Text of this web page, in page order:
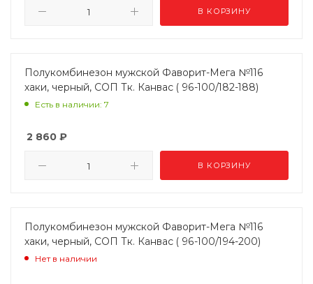
В КОРЗИНУ
Полукомбинезон мужской Фаворит-Мега №116
хаки, черный, СОП Тк. Канвас ( 96-100/182-188)
Есть в наличии: 7
2 860 ₽
В КОРЗИНУ
Полукомбинезон мужской Фаворит-Мега №116
хаки, черный, СОП Тк. Канвас ( 96-100/194-200)
Нет в наличии